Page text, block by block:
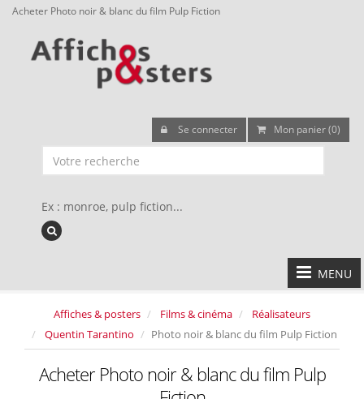
Acheter Photo noir & blanc du film Pulp Fiction
Se connecter Mon panier (0)
Ex : monroe, pulp fiction...
MENU
Affiches & posters Films & cinéma
Réalisateurs
Quentin Tarantino
Photo noir & blanc du film Pulp Fiction
Acheter Photo noir & blanc du film Pulp